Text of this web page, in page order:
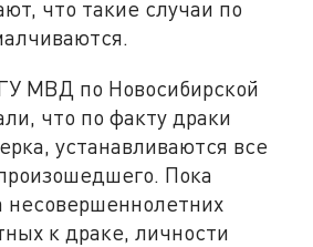
что такие случаи по
МВД по Новосибирской
что по факту драки
устанавливаются все
Пока
несовершеннолетних
к драке, личности